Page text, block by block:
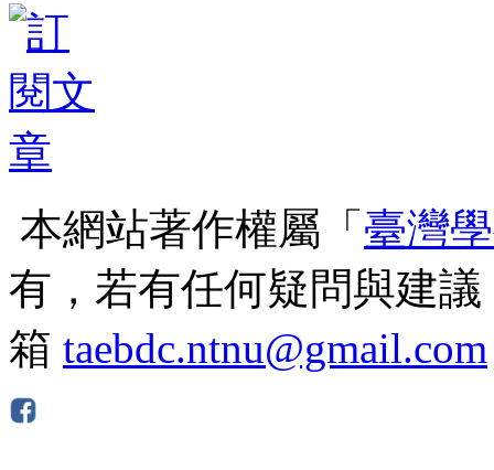
本網站著作權屬「 臺灣
有，若有任何疑問與建
箱 taebdc.ntnu@gmail.com